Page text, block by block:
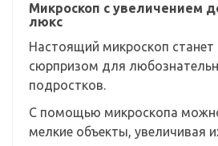
Микроскоп с увеличением
люкс
Настоящий микроскоп
сюрпризом для
подростков.
С помощью микроскопа
мелкие объекты, увеличивая